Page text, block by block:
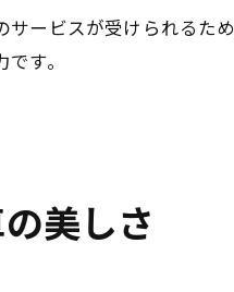
ービスが受けられるた
す。
美しさ